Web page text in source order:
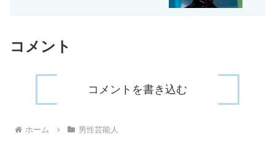
コメント
コメントを書き込む
ホーム 男性芸能人